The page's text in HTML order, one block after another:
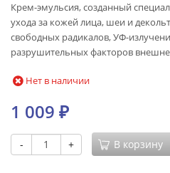
Крем-эмульсия, созданный
ухода за кожей лица, шеи и
свободных радикалов, УФ-
разрушительных факторов
Нет в наличии
1 009 ₽
- + В корзину